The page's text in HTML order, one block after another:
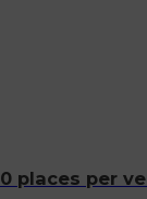
places per